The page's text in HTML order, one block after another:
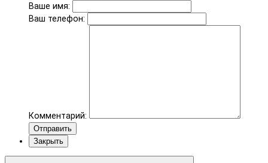
Ваше имя:
Ваш телефон:
Комментарий:
Отправить
Закрыть